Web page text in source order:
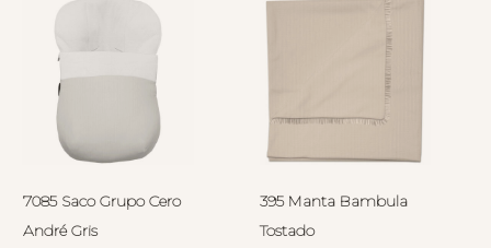
7085 Saco Grupo Cero
André Gris
395 Manta Bambula
Tostado